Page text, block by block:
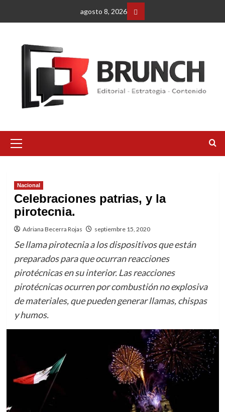
agosto 8, 2026
Facebbok
primario
Nacional
Celebraciones patrias, y la
pirotecnia.
Adriana Becerra Rojas septiembre 15, 2020
Se llama pirotecnia a los dispositivos que están
preparados para que ocurran reacciones
pirotécnicas en su interior. Las reacciones
pirotécnicas ocurren por combustión no explosiva
de materiales, que pueden generar llamas, chispas
y humos.